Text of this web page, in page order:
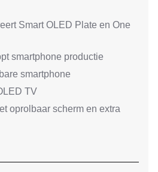
Smart OLED Plate en One
smartphone productie
smartphone
TV
oprolbaar scherm en extra